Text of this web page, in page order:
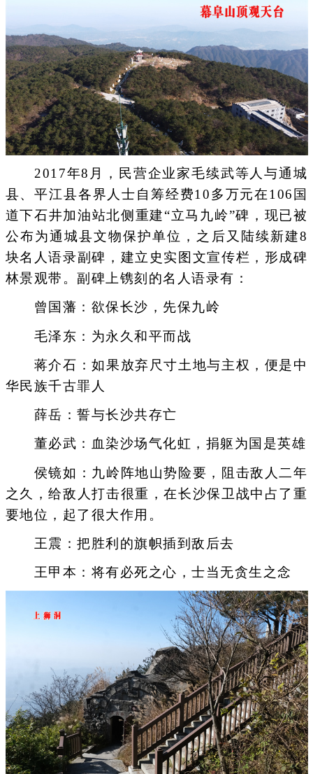
2017年8月，民营企业家毛续武等人与通城
县、平江县各界人士自筹经费10多万元在106国
道下石井加油站北侧重建“立马九岭”碑，现已被
公布为通城县文物保护单位，之后又陆续新建8
块名人语录副碑，建立史实图文宣传栏，形成碑
林景观带。副碑上镌刻的名人语录有：
曾国藩：欲保长沙，先保九岭
毛泽东：为永久和平而战
蒋介石：如果放弃尺寸土地与主权，便是中
华民族千古罪人
薛岳：誓与长沙共存亡
董必武：血染沙场气化虹，捐躯为国是英雄
侯镜如：九岭阵地山势险要，阻击敌人二年
之久，给敌人打击很重，在长沙保卫战中占了重
要地位，起了很大作用。
王震：把胜利的旗帜插到敌后去
王甲本：将有必死之心，士当无贪生之念